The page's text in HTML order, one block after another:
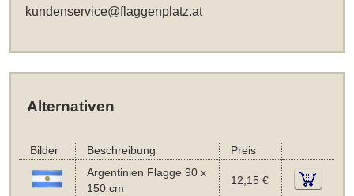
kundenservice@flaggenplatz.at
Alternativen
Bilder Beschreibung
Preis
Argentinien Flagge 90 x
150 cm
12,15 €